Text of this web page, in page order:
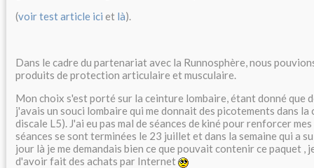
(voir test article ici et là).
Dans le cadre du partenariat avec la Runnosphère, nous
produits de protection articulaire et musculaire.
Mon choix s'est porté sur la ceinture lombaire, étant donné que
j'avais un souci lombaire qui me donnait des picotements dans
discale L5). J'ai eu pas mal de séances de kiné pour renforcer
séances se sont terminées le 23 juillet et dans la semaine qui a
jour là je me demandais bien ce que pouvait contenir ce paquet ,
d'avoir fait des achats par Internet